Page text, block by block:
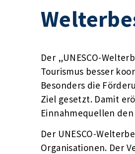
Der „UNESCO-
Tourismus besser
Besonders die
Ziel gesetzt. Damit
Einnahmequellen
Der UNESCO-
Organisationen. Der